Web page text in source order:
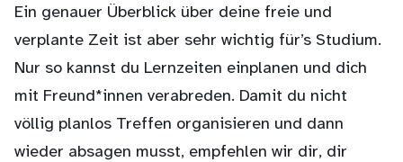
Ein genauer Überblick über deine freie und
verplante Zeit ist aber sehr wichtig für’s Studium.
Nur so kannst du Lernzeiten einplanen und dich
mit Freund*innen verabreden. Damit du nicht
völlig planlos Treffen organisieren und dann
wieder absagen musst, empfehlen wir dir, dir